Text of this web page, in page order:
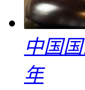
中国
年